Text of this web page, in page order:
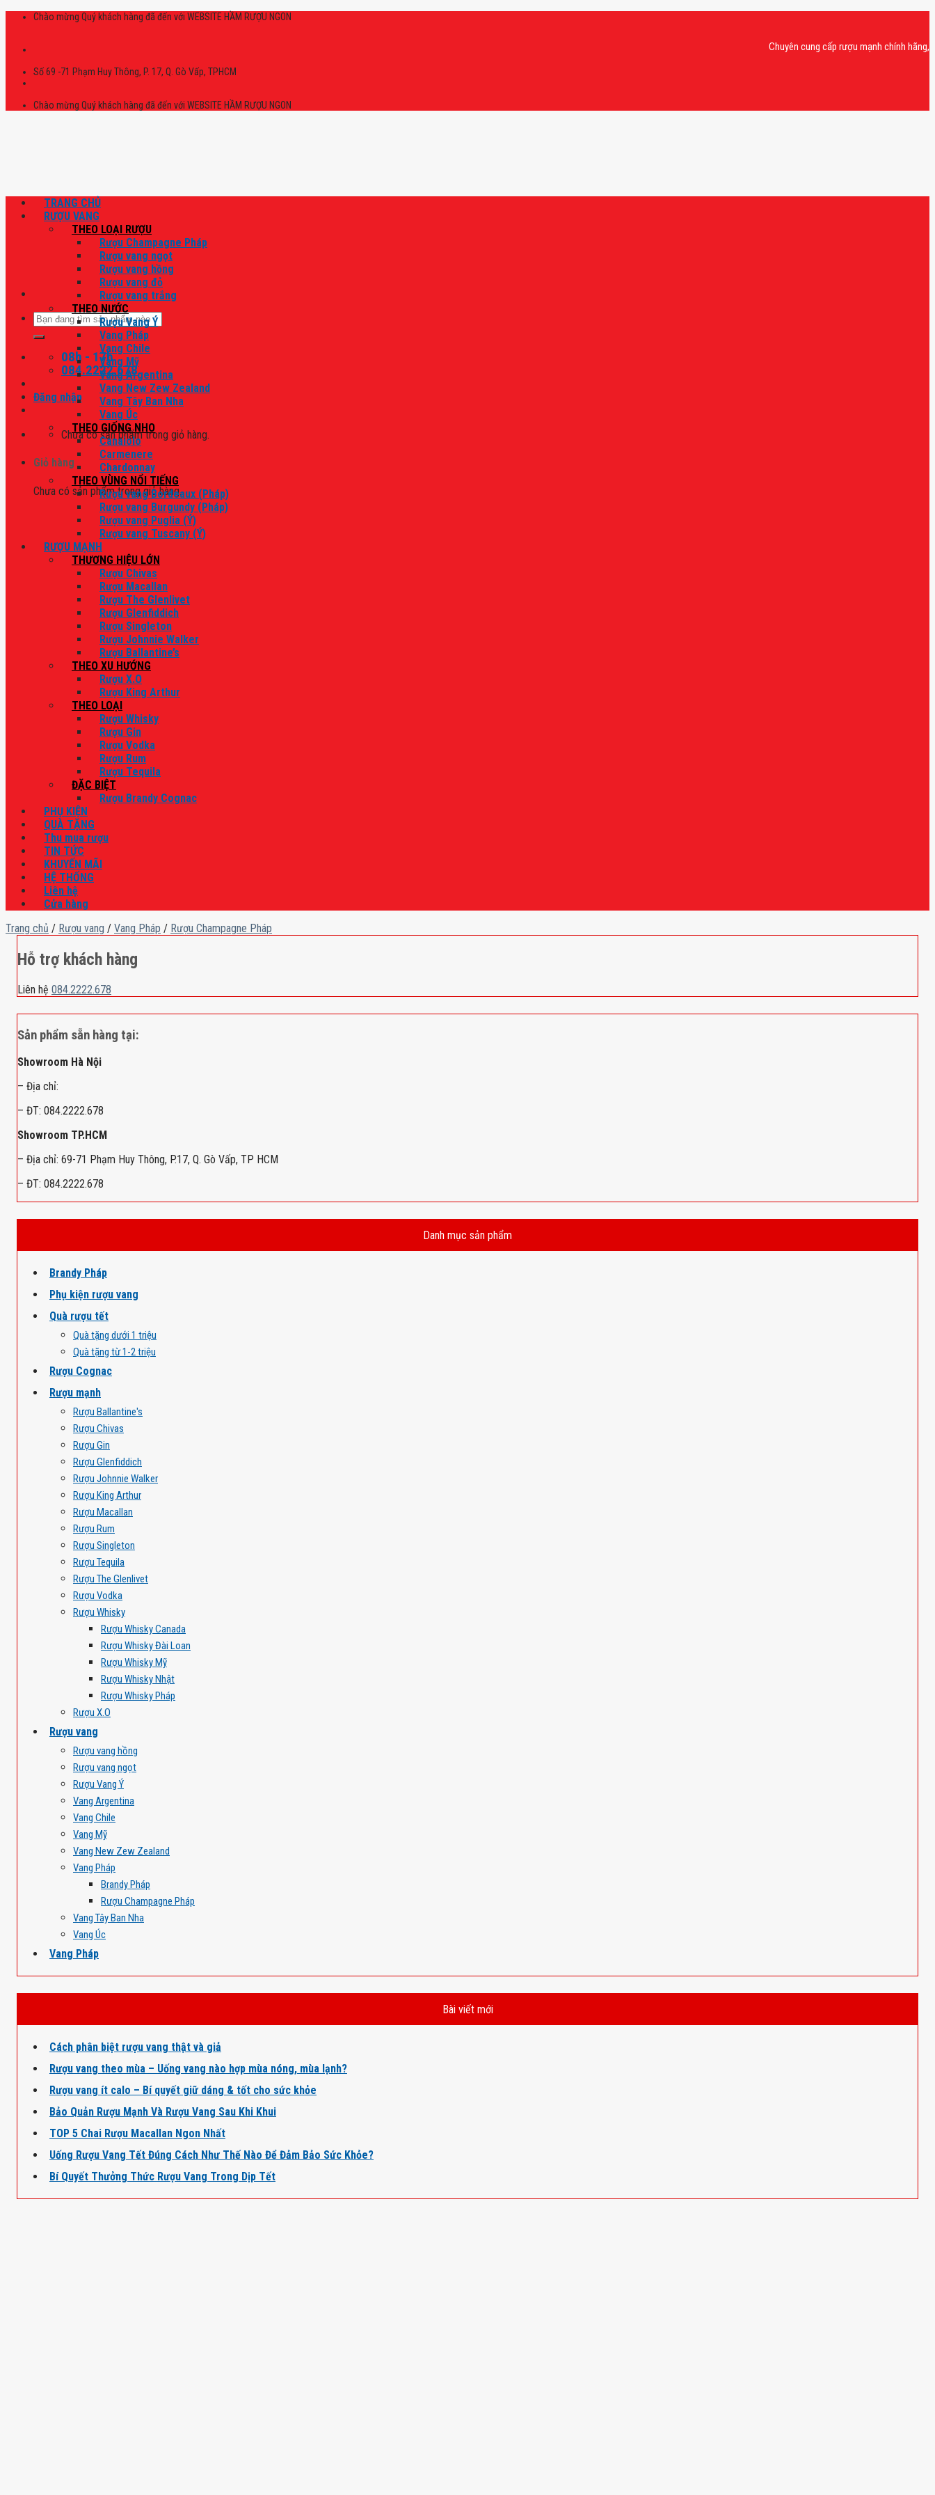
Skip
Chào mừng Quý khách hàng đã đến với WEBSITE HẦM RƯỢU NGON
Chuyên cung cấp rượu mạnh chính hãng, rượu
Số 69 -71 Phạm Huy Thông, P. 17, Q. Gò Vấp, TPHCM
Chào mừng Quý khách hàng đã đến với WEBSITE HẦM RƯỢU NGON
Tìm
kiếm:
08h - 17h
084.2222.678
Đăng nhập
Chưa có sản phẩm trong giỏ hàng.
Giỏ hàng
Chưa có sản phẩm trong giỏ hàng.
TRANG CHỦ
RƯỢU VANG
THEO LOẠI RƯỢU
Rượu Champagne Pháp
Rượu vang ngọt
Rượu vang hồng
Rượu vang đỏ
Rượu vang trắng
THEO NƯỚC
Rượu Vang Ý
Vang Pháp
Vang Chile
Vang Mỹ
Vang Argentina
Vang New Zew Zealand
Vang Tây Ban Nha
Vang Úc
THEO GIỐNG NHO
Canaiolo
Carmenere
Chardonnay
THEO VÙNG NỔI TIẾNG
Rượu vang Bordeaux (Pháp)
Rượu vang Burgundy (Pháp)
Rượu vang Puglia (Ý)
Rượu vang Tuscany (Ý)
RƯỢU MẠNH
THƯƠNG HIỆU LỚN
Rượu Chivas
Rượu Macallan
Rượu The Glenlivet
Rượu Glenfiddich
Rượu Singleton
Rượu Johnnie Walker
Rượu Ballantine’s
THEO XU HƯỚNG
Rượu X.O
Rượu King Arthur
THEO LOẠI
Rượu Whisky
Rượu Gin
Rượu Vodka
Rượu Rum
Rượu Tequila
ĐẶC BIỆT
Rượu Brandy Cognac
PHỤ KIỆN
QUÀ TẶNG
Thu mua rượu
TIN TỨC
KHUYẾN MÃI
HỆ THỐNG
Liên hệ
Cửa hàng
Trang chủ / Rượu vang / Vang Pháp / Rượu Champagne Pháp
Hỗ trợ khách hàng
Liên hệ 084.2222.678
Sản phẩm sẵn hàng tại:
Showroom Hà Nội
– Địa chỉ:
– ĐT: 084.2222.678
Showroom TP.HCM
– Địa chỉ: 69-71 Phạm Huy Thông, P.17, Q. Gò Vấp, TP HCM
– ĐT: 084.2222.678
Danh mục sản phẩm
Brandy Pháp
Phụ kiện rượu vang
Quà rượu tết
Quà tặng dưới 1 triệu
Quà tặng từ 1-2 triệu
Rượu Cognac
Rượu mạnh
Rượu Ballantine's
Rượu Chivas
Rượu Gin
Rượu Glenfiddich
Rượu Johnnie Walker
Rượu King Arthur
Rượu Macallan
Rượu Rum
Rượu Singleton
Rượu Tequila
Rượu The Glenlivet
Rượu Vodka
Rượu Whisky
Rượu Whisky Canada
Rượu Whisky Đài Loan
Rượu Whisky Mỹ
Rượu Whisky Nhật
Rượu Whisky Pháp
Rượu X.O
Rượu vang
Rượu vang hồng
Rượu vang ngọt
Rượu Vang Ý
Vang Argentina
Vang Chile
Vang Mỹ
Vang New Zew Zealand
Vang Pháp
Brandy Pháp
Rượu Champagne Pháp
Vang Tây Ban Nha
Vang Úc
Vang Pháp
Bài viết mới
Cách phân biệt rượu vang thật và giả
Rượu vang theo mùa – Uống vang nào hợp mùa nóng, mùa lạnh?
Rượu vang ít calo – Bí quyết giữ dáng & tốt cho sức khỏe
Bảo Quản Rượu Mạnh Và Rượu Vang Sau Khi Khui
TOP 5 Chai Rượu Macallan Ngon Nhất
Uống Rượu Vang Tết Đúng Cách Như Thế Nào Để Đảm Bảo Sức Khỏe?
Bí Quyết Thưởng Thức Rượu Vang Trong Dịp Tết